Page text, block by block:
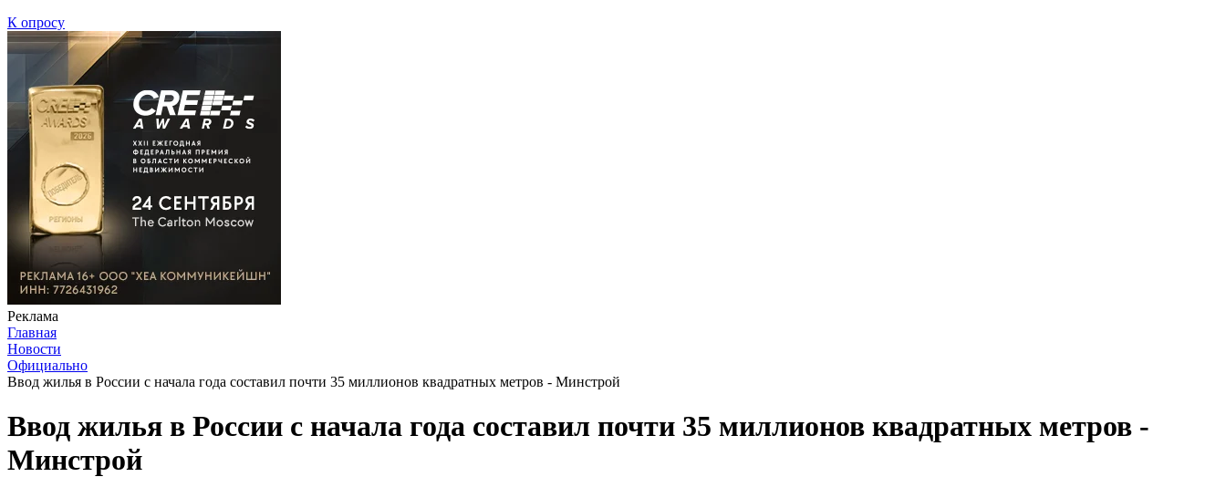
К опросу
Реклама
Главная
Новости
Официально
Ввод жилья в России с начала года составил почти 35 миллионов квадратных метров - Минстрой
Ввод жилья в России с начала года составил почти 35 миллионов квадратных метров -
Минстрой